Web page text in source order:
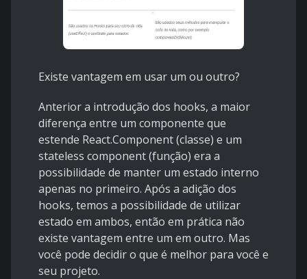
Existe vantagem em usar um ou outro?
Anterior a introdução dos hooks, a maior
diferença entre um componente que
estende React.Component (classe) e um
stateless component (função) era a
possibilidade de manter um estado interno
apenas no primeiro. Após a adição dos
hooks, temos a possibilidade de utilizar
estado em ambos, então em prática não
existe vantagem entre um em outro. Mas
você pode decidir o que é melhor para você e
seu projeto.